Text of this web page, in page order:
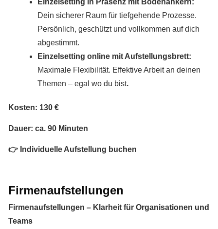
Einzelsetting in Präsenz mit Bodenankern:
Dein sicherer Raum für tiefgehende Prozesse.
Persönlich, geschützt und vollkommen auf dich
abgestimmt.
Einzelsetting online mit Aufstellungsbrett:
Maximale Flexibilität. Effektive Arbeit an deinen
Themen – egal wo du bist.
Kosten: 130 €
Dauer: ca. 90 Minuten
👉 Individuelle Aufstellung buchen
Firmenaufstellungen
Firmenaufstellungen – Klarheit für Organisationen und
Teams